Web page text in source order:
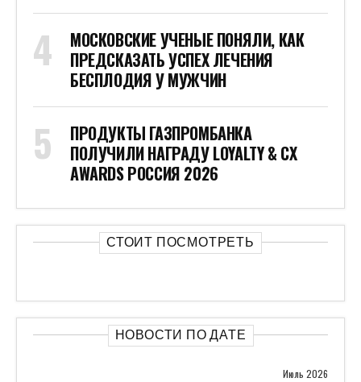
МОСКОВСКИЕ УЧЕНЫЕ ПОНЯЛИ, КАК
ПРЕДСКАЗАТЬ УСПЕХ ЛЕЧЕНИЯ
БЕСПЛОДИЯ У МУЖЧИН
ПРОДУКТЫ ГАЗПРОМБАНКА
ПОЛУЧИЛИ НАГРАДУ LOYALTY & CX
AWARDS РОССИЯ 2026
СТОИТ ПОСМОТРЕТЬ
НОВОСТИ ПО ДАТЕ
Июль 2026